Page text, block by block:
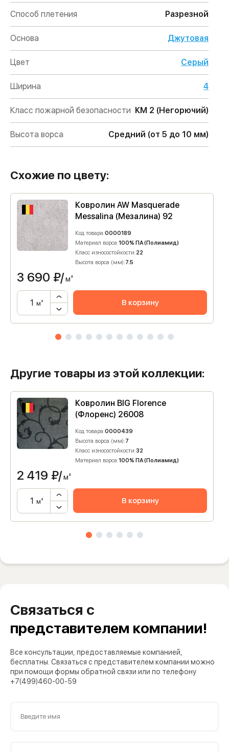
Способ плетения Разрезной
Основа Джутовая
Цвет Серый
Ширина 4
Класс пожарной безопасности КМ 2 (Негорючий)
Высота ворса Средний (от 5 до 10 мм)
Схожие по цвету:
Ковролин AW Masquerade
Messalina (Мезалина) 92
Код товара:0000189
Материал ворса:100% ПА (Полиамид)
Класс износостойкости:22
Высота ворса (мм):7.5
3 690 ₽/м²
м² В корзину
Другие товары из этой коллекции:
Ковролин BIG Florence
(Флоренс) 26008
Код товара:0000439
Высота ворса (мм):7
Класс износостойкости:32
Материал ворса:100% ПА (Полиамид)
2 419 ₽/м²
м² В корзину
Связаться с
представителем компании!
Все консультации, предоставляемые компанией,
бесплатны. Связаться с представителем компании можно
при помощи формы обратной связи или по телефону
+7(499)460-00-59
Введите имя